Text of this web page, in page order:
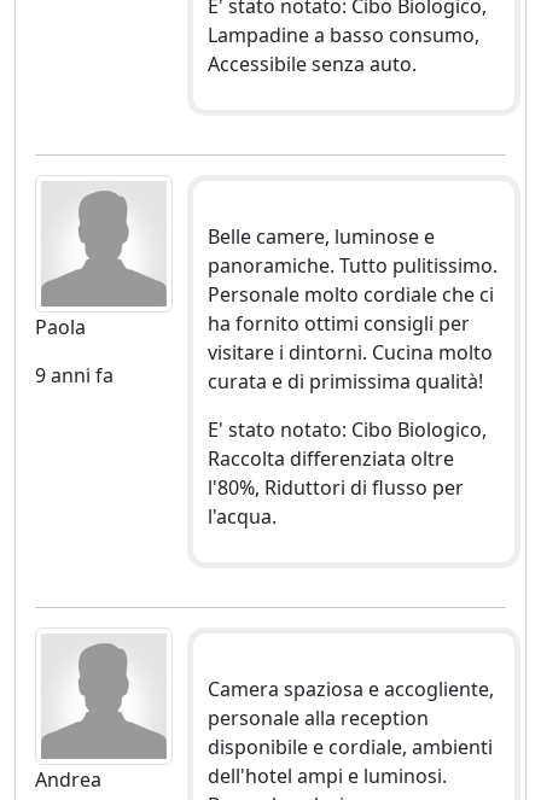
E' stato notato: Cibo Biologico,
Lampadine a basso consumo,
Accessibile senza auto.
Paola
9 anni fa
Belle camere, luminose e
panoramiche. Tutto pulitissimo.
Personale molto cordiale che ci
ha fornito ottimi consigli per
visitare i dintorni. Cucina molto
curata e di primissima qualità!
E' stato notato: Cibo Biologico,
Raccolta differenziata oltre
l'80%, Riduttori di flusso per
l'acqua.
Andrea
Camera spaziosa e accogliente,
personale alla reception
disponibile e cordiale, ambienti
dell'hotel ampi e luminosi.